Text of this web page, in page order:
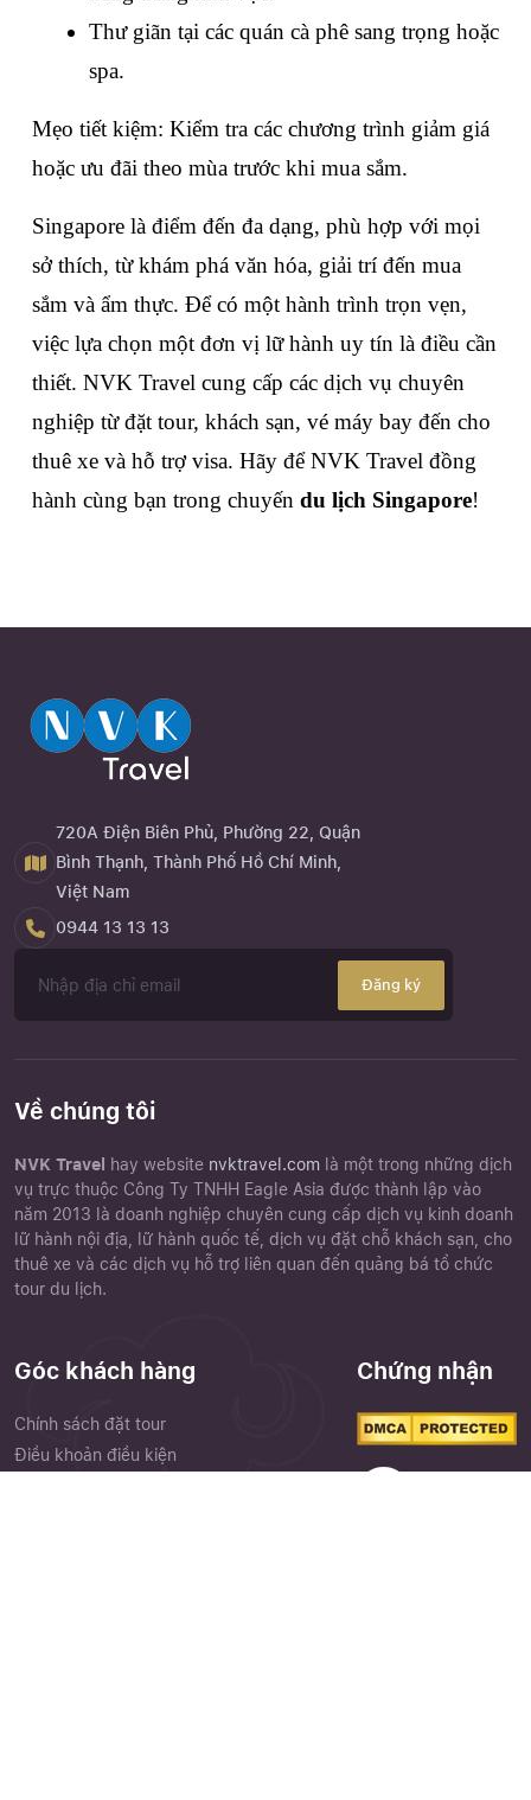
Thư giãn tại các quán cà phê sang trọng hoặc
spa.
Mẹo tiết kiệm: Kiểm tra các chương trình giảm giá
hoặc ưu đãi theo mùa trước khi mua sắm.
Singapore là điểm đến đa dạng, phù hợp với mọi
sở thích, từ khám phá văn hóa, giải trí đến mua
sắm và ẩm thực. Để có một hành trình trọn vẹn,
việc lựa chọn một đơn vị lữ hành uy tín là điều cần
thiết. NVK Travel cung cấp các dịch vụ chuyên
nghiệp từ đặt tour, khách sạn, vé máy bay đến cho
thuê xe và hỗ trợ visa. Hãy để NVK Travel đồng
hành cùng bạn trong chuyến du lịch Singapore!
720A Điện Biên Phủ, Phường 22, Quận
Bình Thạnh, Thành Phố Hồ Chí Minh,
Việt Nam
0944 13 13 13
Đăng ký
Về chúng tôi
NVK Travel hay website nvktravel.com là một trong những dịch
vụ trực thuộc Công Ty TNHH Eagle Asia được thành lập vào
năm 2013 là doanh nghiệp chuyên cung cấp dịch vụ kinh doanh
lữ hành nội địa, lữ hành quốc tế, dịch vụ đặt chỗ khách sạn, cho
thuê xe và các dịch vụ hỗ trợ liên quan đến quảng bá tổ chức
tour du lịch.
Góc khách hàng
Chính sách đặt tour
Điều khoản điều kiện
Chứng nhận